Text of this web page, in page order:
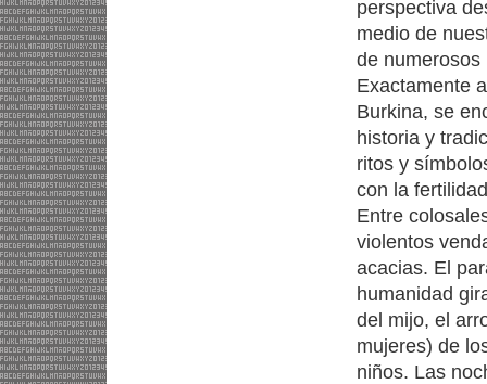
perspectiva
medio de
de numerosos
Exactamente
Burkina, se
historia y
ritos y
con la
Entre
violentos
acacias. El
humanidad
del mijo, el
mujeres) de
niños. Las